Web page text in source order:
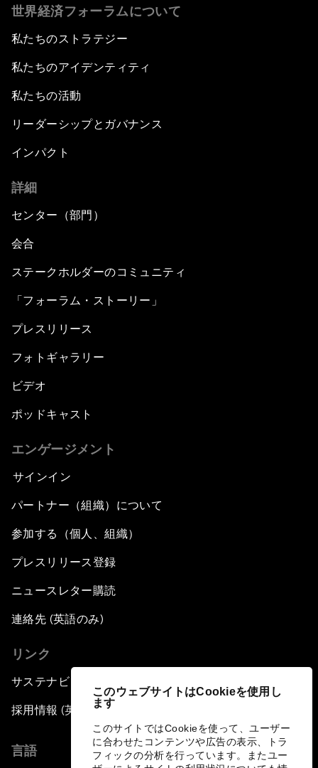
このウェブサイトはCookieを使用し
ます
このサイトではCookieを使って、ユーザー
に合わせたコンテンツや広告の表示、トラ
フィックの分析を行っています。またユー
世界経済フォーラムについて
私たちのストラテジー
私たちのアイデンティティ
私たちの活動
リーダーシップとガバナンス
インパクト
詳細
センター（部門）
会合
ステークホルダーのコミュニティ
「フォーラム・ストーリー」
プレスリリース
フォトギャラリー
ビデオ
ポッドキャスト
エンゲージメント
サインイン
パートナー（組織）について
参加する（個人、組織）
プレスリリース登録
ニュースレター購読
連絡先 (英語のみ)
リンク
サステナビリティへの取り組み
採用情報 (英語のみ)
言語